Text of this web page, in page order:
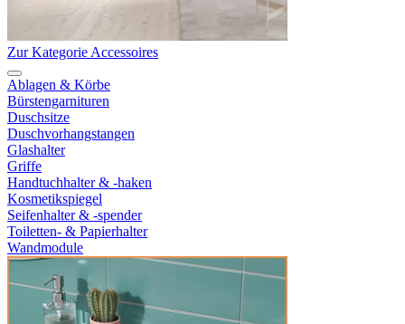
Zur Kategorie Accessoires
Ablagen & Körbe
Bürstengarnituren
Duschsitze
Duschvorhangstangen
Glashalter
Griffe
Handtuchhalter & -haken
Kosmetikspiegel
Seifenhalter & -spender
Toiletten- & Papierhalter
Wandmodule